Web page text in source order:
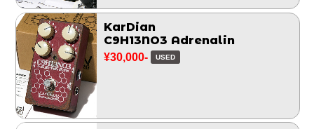
KarDian
C9H13NO3 Adrenalin
¥30,000- USED